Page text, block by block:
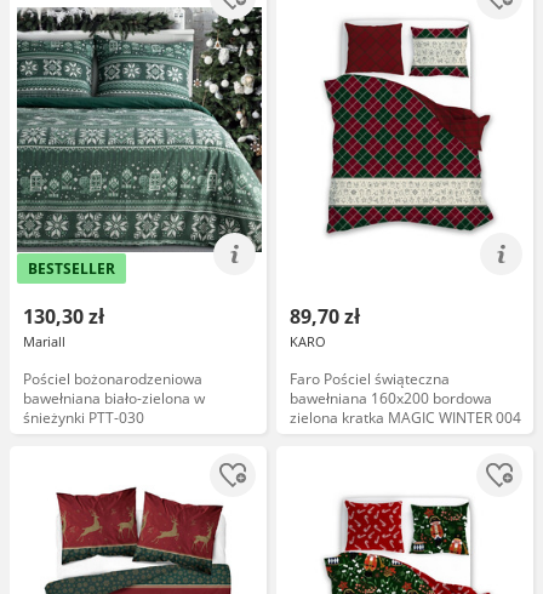
BESTSELLER
130,30 zł
Mariall
Pościel bożonarodzeniowa
bawełniana biało-zielona w
śnieżynki PTT-030
89,70 zł
KARO
Faro Pościel świąteczna
bawełniana 160x200 bordowa
zielona kratka MAGIC WINTER 004